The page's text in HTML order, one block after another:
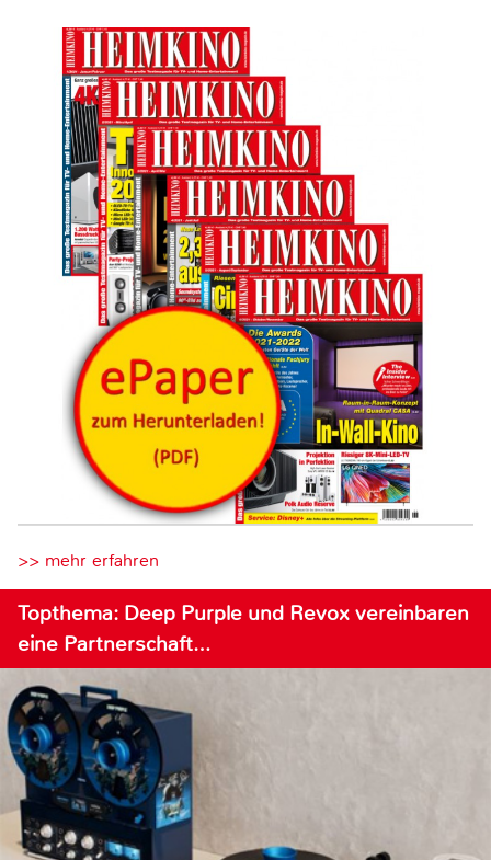
>> mehr erfahren
Topthema: Deep Purple und Revox vereinbaren
eine Partnerschaft…